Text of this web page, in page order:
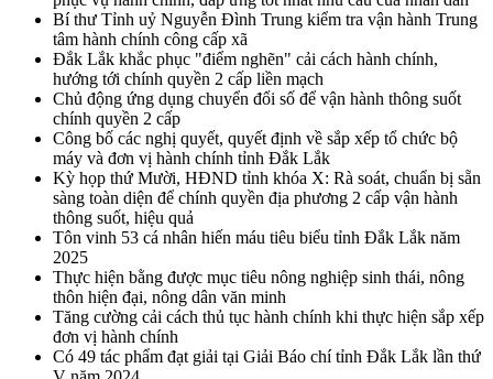
Bí thư Tỉnh uỷ Nguyễn Đình Trung kiểm tra vận hành Trung
tâm hành chính công cấp xã
Đắk Lắk khắc phục "điểm nghẽn" cải cách hành chính,
hướng tới chính quyền 2 cấp liền mạch
Chủ động ứng dụng chuyển đổi số để vận hành thông suốt
chính quyền 2 cấp
Công bố các nghị quyết, quyết định về sắp xếp tổ chức bộ
máy và đơn vị hành chính tỉnh Đắk Lắk
Kỳ họp thứ Mười, HĐND tỉnh khóa X: Rà soát, chuẩn bị sẵn
sàng toàn diện để chính quyền địa phương 2 cấp vận hành
thông suốt, hiệu quả
Tôn vinh 53 cá nhân hiến máu tiêu biểu tỉnh Đắk Lắk năm
2025
Thực hiện bằng được mục tiêu nông nghiệp sinh thái, nông
thôn hiện đại, nông dân văn minh
Tăng cường cải cách thủ tục hành chính khi thực hiện sắp xếp
đơn vị hành chính
Có 49 tác phẩm đạt giải tại Giải Báo chí tỉnh Đắk Lắk lần thứ